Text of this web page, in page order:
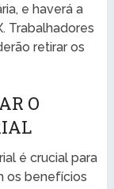
e haverá a
Trabalhadores
retirar os
O
é crucial para
os benefícios